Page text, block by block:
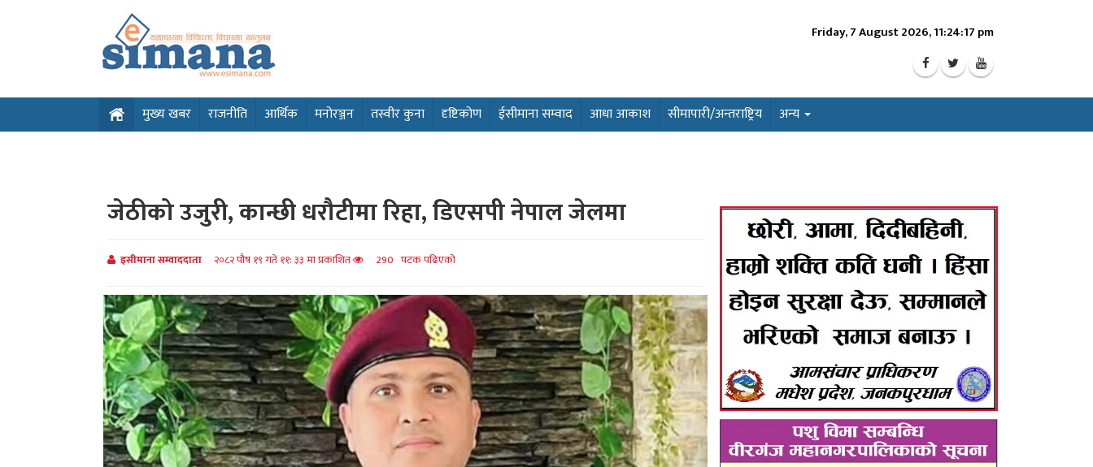
Friday, 7 August 2026, 11:24:19 pm
मुख्य खबर राजनीति आर्थिक मनोरञ्जन तस्वीर कुना दृष्टिकोण ईसीमाना सम्वाद आधा आकाश सीमापारी/अन्तराष्ट्रिय अन्य
जेठीको उजुरी, कान्छी धरौटीमा रिहा, डिएसपी नेपाल जेलमा
इसीमाना सम्वाददाता २०८२ पौष १९ गते ११: ३३ मा प्रकाशित 290 पटक पढिएको